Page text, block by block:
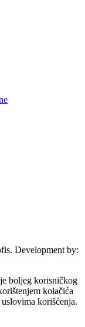
Development by:
boljeg korisničkog
kolačića
korišćenja.